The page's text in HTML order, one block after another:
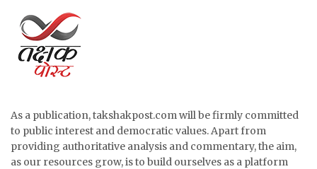
As a publication, takshakpost.com will be firmly committed
to public interest and democratic values. Apart from
providing authoritative analysis and commentary, the aim,
as our resources grow, is to build ourselves as a platform